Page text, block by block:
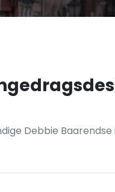
Debbie